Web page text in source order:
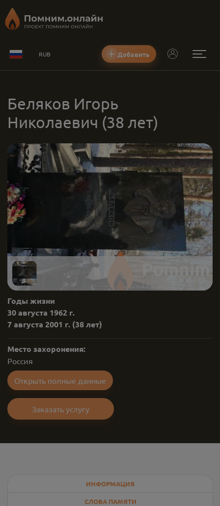
RUB Добавить
Беляков Игорь
Николаевич (38 лет)
Годы жизни
30 августа 1962 г.
7 августа 2001 г. (38 лет)
Место захоронения:
Россия
Открыть полные данные
Заказать услугу
ИНФОРМАЦИЯ
СЛОВА ПАМЯТИ